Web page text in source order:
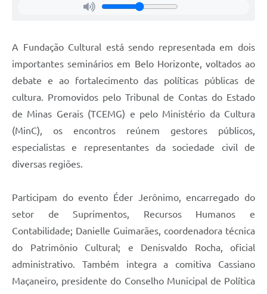
A Fundação Cultural está sendo representada em dois
importantes seminários em Belo Horizonte, voltados ao
debate e ao fortalecimento das políticas públicas de
cultura. Promovidos pelo Tribunal de Contas do Estado
de Minas Gerais (TCEMG) e pelo Ministério da Cultura
(MinC), os encontros reúnem gestores públicos,
especialistas e representantes da sociedade civil de
diversas regiões.
Participam do evento Éder Jerônimo, encarregado do
setor de Suprimentos, Recursos Humanos e
Contabilidade; Danielle Guimarães, coordenadora técnica
do Patrimônio Cultural; e Denisvaldo Rocha, oficial
administrativo. Também integra a comitiva Cassiano
Maçaneiro, presidente do Conselho Municipal de Política